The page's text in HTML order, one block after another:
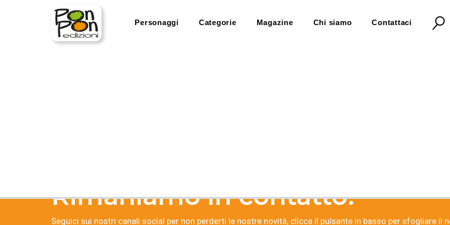
Personaggi Categorie Magazine Chi siamo Contattaci
Rimaniamo in contatto!
Seguici sui nostri canali social per non perderti le nostre novità, clicca il pulsante in basso per sfogliare